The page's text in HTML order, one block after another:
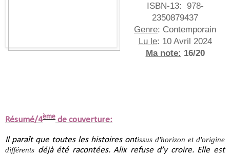
ISBN-13: 978-
2350879437
Genre: Contemporain
Lu le: 10 Avril 2024
Ma note: 16/20
Résumé/4ème de couverture:
Il paraît que toutes les histoires ontissus d'horizon et d'origine
différents déjà été racontées. Alix refuse d’y croire. Elle est